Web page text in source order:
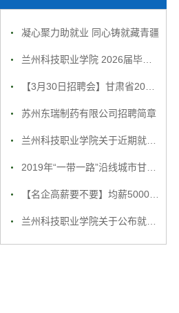
凝心聚力助就业 同心铸就藏青疆
苏州东瑞制药有限公司招聘简章